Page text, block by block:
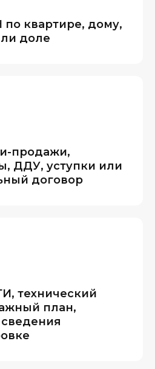
квартире, дому,
доле
продажи,
ДДУ, уступки или
договор
технический
план,